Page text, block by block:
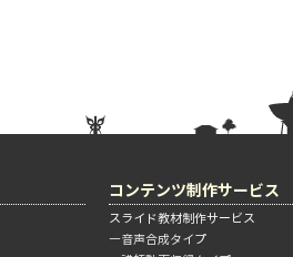
コンテンツ制作サービス
スライド教材制作サービス
―音声合成タイプ